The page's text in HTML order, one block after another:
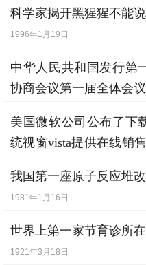
科学家揭开黑猩猩不能说
1996年1月19日
中华人民共和国发行第
协商会议第一届全体会
美国微软公司公布了下
统视窗vista提供在线销
2007年1月17日
我国第一座原子反应堆
1981年1月16日
世界上第一家节育诊所
1921年3月18日